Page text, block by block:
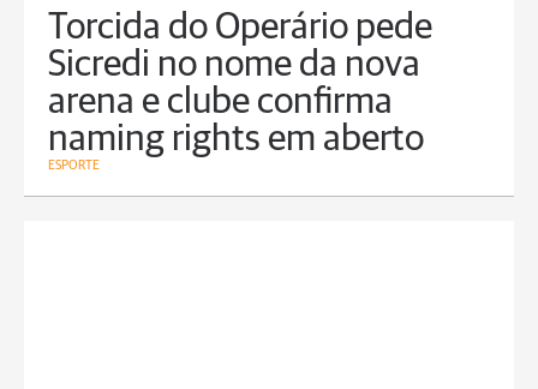
Torcida do Operário pede
Sicredi no nome da nova
arena e clube confirma
naming rights em aberto
ESPORTE